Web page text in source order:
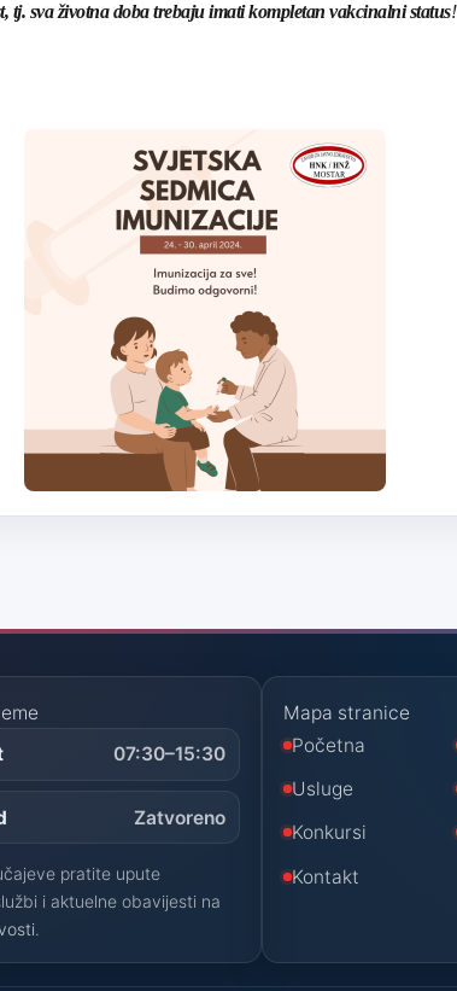
sva životna doba trebaju imati kompletan vakcinalni status!
07:30–15:30
Zatvoreno
pratite upute
i aktuelne obavijesti na
.
Mapa stranice
Početna
Usluge
Konkursi
Kontakt